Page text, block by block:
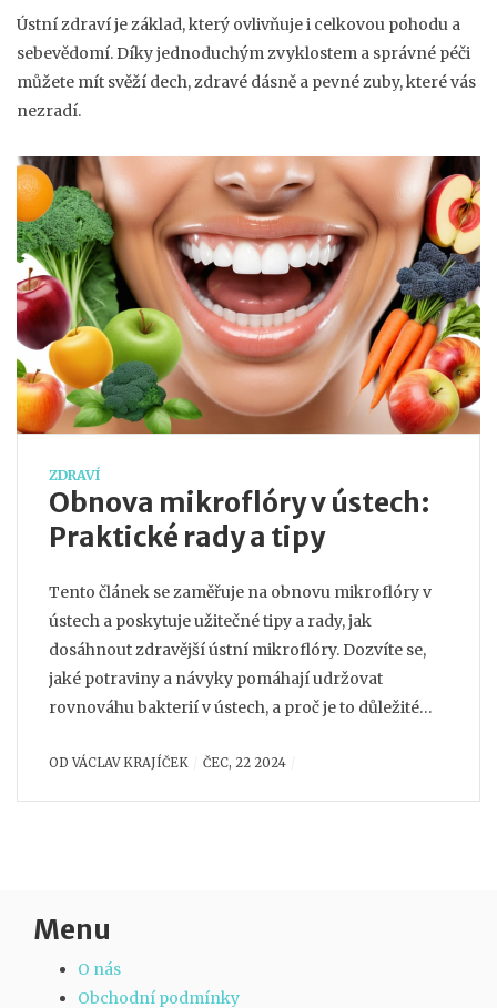
Ústní zdraví je základ, který ovlivňuje i celkovou pohodu a
sebevědomí. Díky jednoduchým zvyklostem a správné péči
můžete mít svěží dech, zdravé dásně a pevné zuby, které vás
nezradí.
ZDRAVÍ
Obnova mikroflóry v ústech:
Praktické rady a tipy
Tento článek se zaměřuje na obnovu mikroflóry v
ústech a poskytuje užitečné tipy a rady, jak
dosáhnout zdravější ústní mikroflóry. Dozvíte se,
jaké potraviny a návyky pomáhají udržovat
rovnováhu bakterií v ústech, a proč je to důležité
souvislosti mezi ústní mikroflórou a trávicím
ODVÁCLAV KRAJÍČEK ČEC, 22 2024
Menu
O nás
Obchodní podmínky